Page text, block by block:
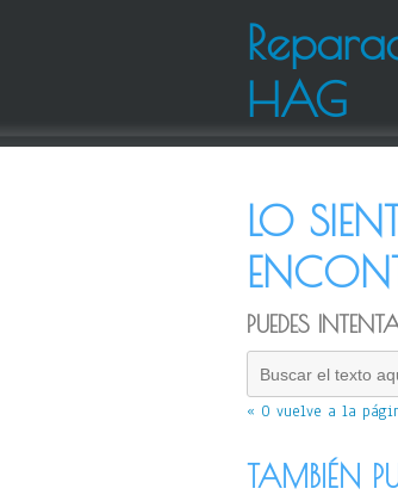
HAG
LO
PUEDES
« O vuelve a la
TAMBIÉN